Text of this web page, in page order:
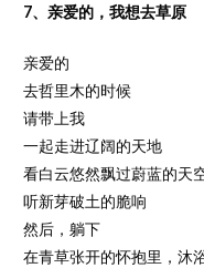
7、亲爱的，我想去草原
亲爱的
去哲里木的时候
请带上我
一起走进辽阔的天地
看白云悠然飘过蔚蓝的天
听新芽破土的脆响
然后，躺下
在青草张开的怀抱里，沐